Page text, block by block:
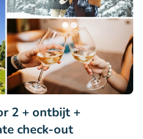
2 + ontbijt +
check-out